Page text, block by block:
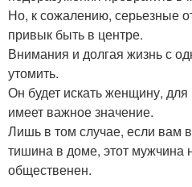
Но, к сожалению, серьезные
привык быть в центре.
Внимания и долгая жизнь с
утомить.
Он будет искать женщину,
имеет важное значение.
Лишь в том случае, если вам
тишина в доме, этот мужчина
общественен.